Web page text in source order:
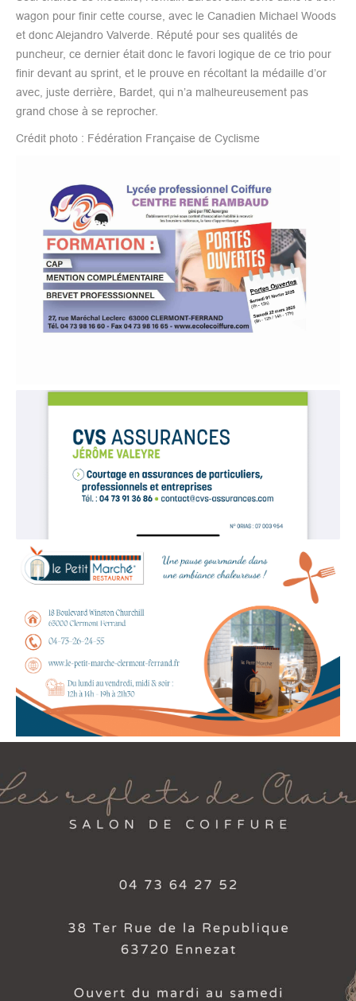
wagon pour finir cette course, avec le Canadien Michael Woods
et donc Alejandro Valverde. Réputé pour ses qualités de
puncheur, ce dernier était donc le favori logique de ce trio pour
finir devant au sprint, et le prouve en récoltant la médaille d’or
avec, juste derrière, Bardet, qui n’a malheureusement pas
grand chose à se reprocher.
Crédit photo : Fédération Française de Cyclisme